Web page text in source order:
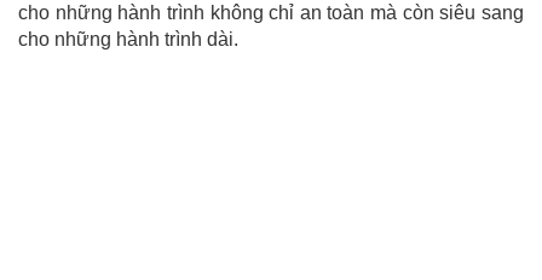
cho những hành trình không chỉ an toàn mà còn siêu sang
cho những hành trình dài.